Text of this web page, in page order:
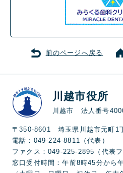
前のページへ戻る
川越市役所
川越市 法人番号
〒350-8601 埼玉県川越市元町1
電話：049-224-8811（代表）
ファクス：049-225-2895（代表フ
窓口受付時間：午前8時45分から